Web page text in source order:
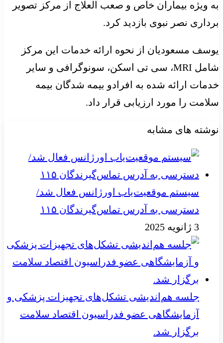
به ویژه بیماران خاص و صعب العلاج از مرکز تصویر
برداری نصر نبوی بازدید کرد.
یوسف مسعودیان از نحوه ارائه خدمات این مرکز
شامل MRI، سی تی اسکن، سونوگرافی و سایر
خدمات ارائه شده به افرادو بیمه شدگان بیمه
سلامت را مورد ارزیابی قرار داد.
نوشته های مشابه
سیستم موقعیت‌یاب اورژانس فعال شد/
دسترسی به آدرس تماس‌گیرندگان ۱۱۵
3 ژانویه 2025
جلسه هم‌اندیشی تشکل‌های تجهیزات پزشکی و
آزمایشگاهی عضو فدراسیون اقتصاد سلامت
برگزار شد.